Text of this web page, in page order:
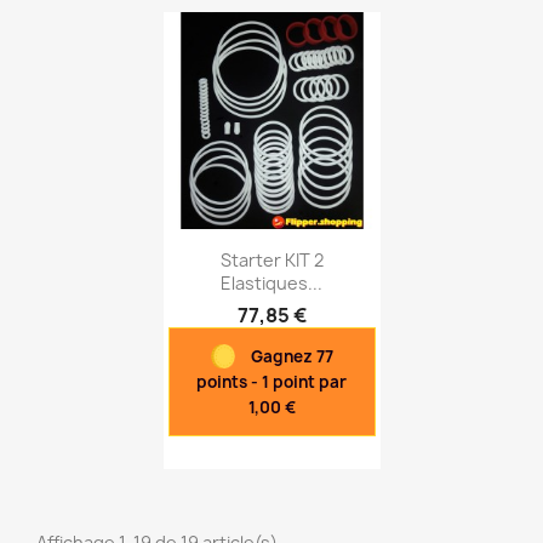
Aperçu rapide
Starter KIT 2
Elastiques...
77,85 €
Gagnez 77
points - 1 point par
1,00 €